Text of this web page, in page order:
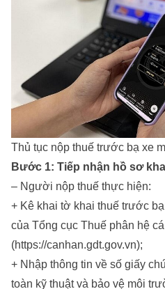
Thủ tục nộp thuế trước bạ xe
Bước 1: Tiếp nhận hồ sơ
– Người nộp thuế thực hiện:
+ Kê khai tờ khai thuế trước
của Tổng cục Thuế phân hệ
(https://canhan.gdt.gov.vn);
+ Nhập thông tin về số giấy
toàn kỹ thuật và bảo vệ môi